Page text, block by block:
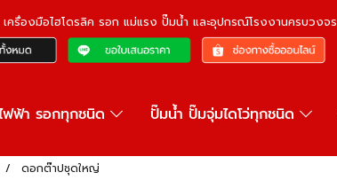
ครื่องมือไฮโดรลิค รอก แม่แรง ปั๊มน้ำ และอุปกรณ์โรงงานครบวงจร
ฟฟ้า รอกทุกชนิด ปั๊มน้ำ ปั๊มจุ่มไดโว่ทุกชนิด
ดอกต๊าปชุดใหญ่